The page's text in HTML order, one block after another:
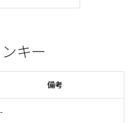
キー
備考